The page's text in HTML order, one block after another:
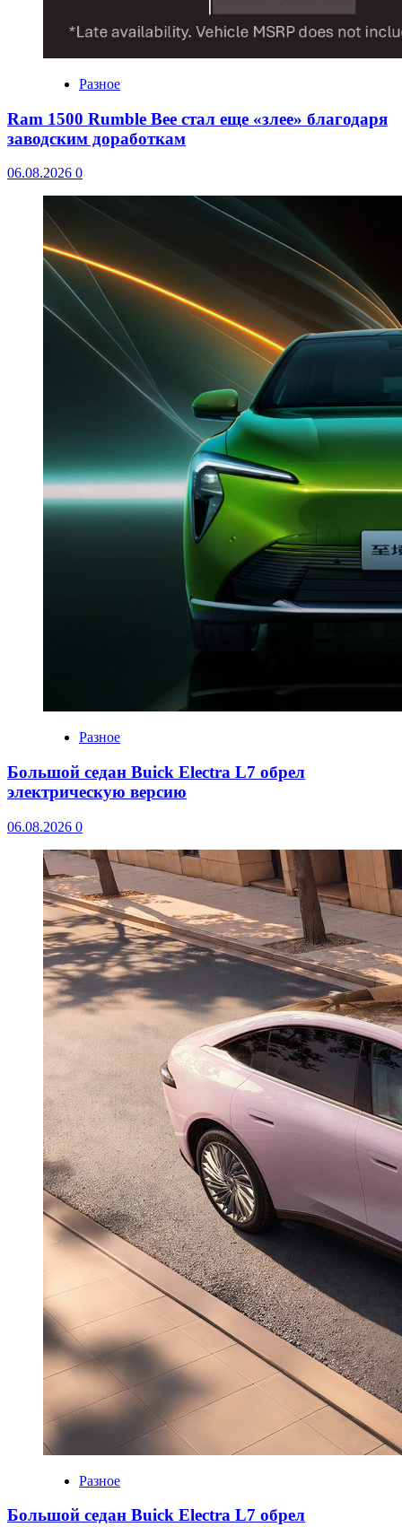
Разное
Ram 1500 Rumble Bee стал еще «злее» благодаря
заводским доработкам
06.08.2026 0
Разное
Большой седан Buick Electra L7 обрел
электрическую версию
06.08.2026 0
Разное
Большой седан Buick Electra L7 обрел